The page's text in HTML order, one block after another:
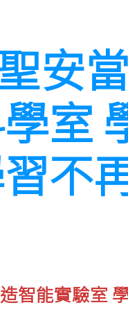
安
室
不
智能實驗室